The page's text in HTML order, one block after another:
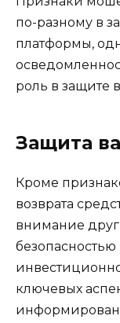
по-разному в
платформы,
роль в защите
Защита
Кроме
возврата
внимание
ключевых